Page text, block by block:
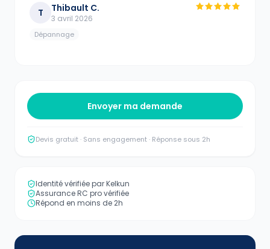
T Thibault C.
3 avril 2026
Dépannage
Envoyer ma demande
Devis gratuit · Sans engagement · Réponse sous 2h
Identité vérifiée par Kelkun
Assurance RC pro vérifiée
Répond en moins de 2h